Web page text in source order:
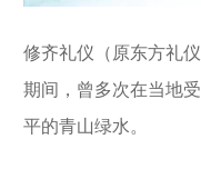
修齐礼仪（原东方礼
期间，曾多次在当地
平的青山绿水。